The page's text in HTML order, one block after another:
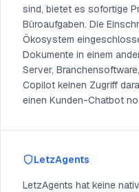
sind, bietet es sofortige
Büroaufgaben. Die
Ökosystem
Dokumente in einem
Server,
Copilot keinen Zugriff
einen Kunden-Chatbot
LetzAgents
LetzAgents hat keine